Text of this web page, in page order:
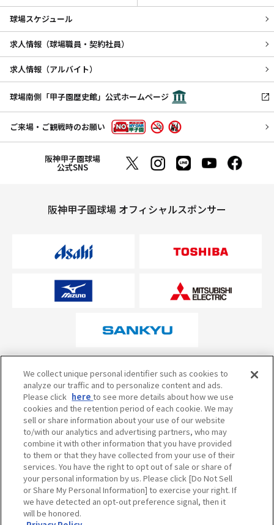
球場スケジュール
求人情報（球場職員・契約社員）
求人情報（アルバイト）
球場南側「甲子園歴史館」公式ホームページ
ご来場・ご観戦時のお願い
阪神甲子園球場
公式SNS
阪神甲子園球場 オフィシャルスポンサー
オフィシャルスポンサーについて
当サイトのご利用にあたって
個人情報の取り扱い
試合の予定・状況・結果のお問い合わせ
阪神甲子園球場テレフォンサービス
050-5527-2512
We collect unique personal identifier such as cookies to
analyze our traffic and to personalize content and ads.
Please click hereto see more details about how we use
cookies and the retention period of each cookie. We may
sell or share information about your use of our website
to/with our analytics and advertising partners, who may
combine it with other information that you have provided
to them or that they have collected from your use of their
services. You have the right to opt out of sale or share of
your personal information by us. Please click [Do Not Sell
or Share My Personal Information] to exercise your right. If
we have detected an opt-out preference signal, then it
will be honored.